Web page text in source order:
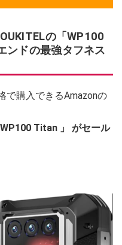
の「WP100
ドの最強タフネス
で購入できるAmazonの
WP100 Titan 」
がセール